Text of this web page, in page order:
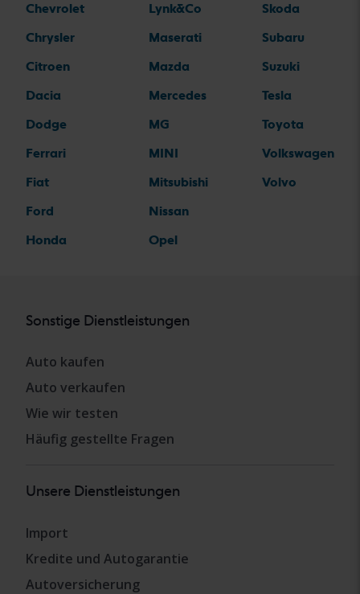
Chevrolet
Chrysler
Citroen
Dacia
Dodge
Ferrari
Fiat
Ford
Honda
Lynk&Co
Maserati
Mazda
Mercedes
MG
MINI
Mitsubishi
Nissan
Opel
Skoda
Subaru
Suzuki
Tesla
Toyota
Volkswagen
Volvo
Sonstige Dienstleistungen
Auto kaufen
Auto verkaufen
Wie wir testen
Häufig gestellte Fragen
Unsere Dienstleistungen
Import
Kredite und Autogarantie
Autoversicherung